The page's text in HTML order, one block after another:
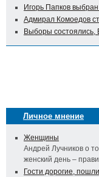
Игорь Папков
Адмирал Комоедов
Выборы состоялись,
Личное мнение
Женщины
Андрей Лучников о
женский день –
Гости дорогие,